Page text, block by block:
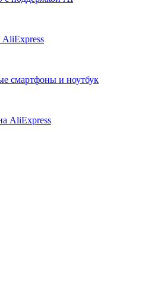
смартфоны и ноутбук
AliExpress